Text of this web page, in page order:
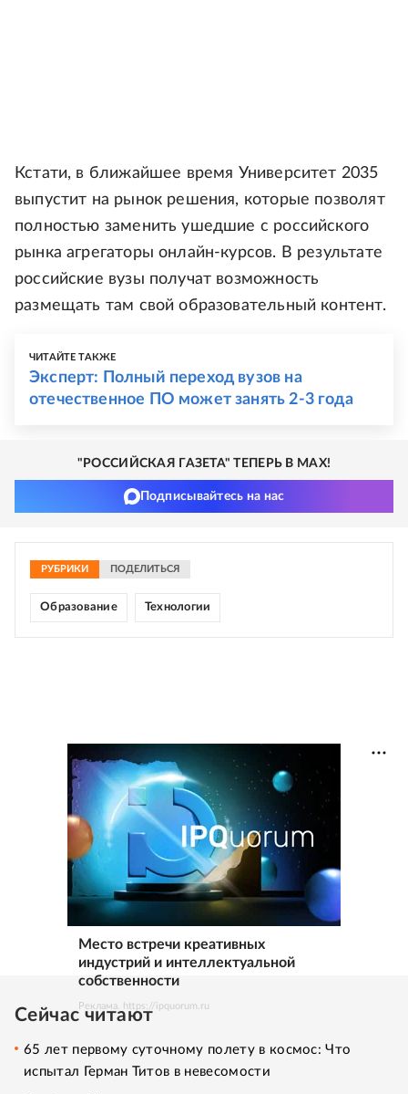
Кстати, в ближайшее время Университет 2035
выпустит на рынок решения, которые позволят
полностью заменить ушедшие с российского
рынка агрегаторы онлайн-курсов. В результате
российские вузы получат возможность
размещать там свой образовательный контент.
ЧИТАЙТЕ ТАКЖЕ
Эксперт: Полный переход вузов на
отечественное ПО может занять 2-3 года
"РОССИЙСКАЯ ГАЗЕТА" ТЕПЕРЬ В MAX!
Подписывайтесь на нас
РУБРИКИ ПОДЕЛИТЬСЯ
Образование Технологии
Место встречи креативных
индустрий и интеллектуальной
собственности
Реклама. https://ipquorum.ru
Сейчас читают
65 лет первому суточному полету в космос: Что
испытал Герман Титов в невесомости